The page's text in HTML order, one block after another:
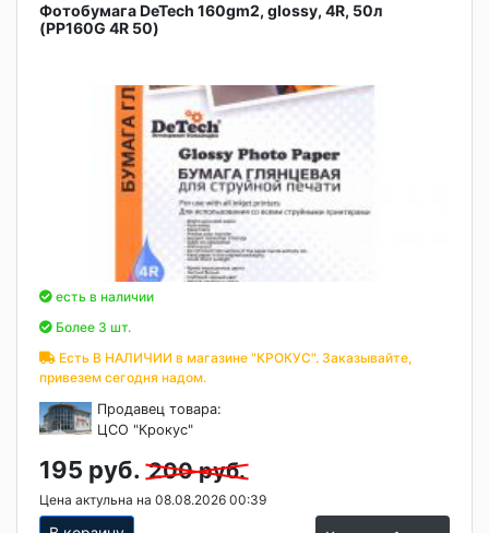
Фотобумага DeTech 160gm2, glossy, 4R, 50л
(PP160G 4R 50)
есть в наличии
Более 3 шт.
Есть В НАЛИЧИИ в магазине "КРОКУС". Заказывайте,
привезем сегодня надом.
Продавец товара:
ЦСО "Крокус"
195 руб. 200 руб.
Цена актульна на 08.08.2026 00:39